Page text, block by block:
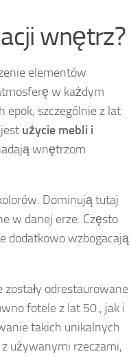
wnętrz?
elementów
w każdym
epok, szczególnie z lat
użycie mebli i
wnętrzom
Dominują tutaj
w danej erze. Często
dodatkowo wzbogacają
zostały odrestaurowane
fotele z lat 50., jak i
takich unikalnych
używanymi rzeczami,